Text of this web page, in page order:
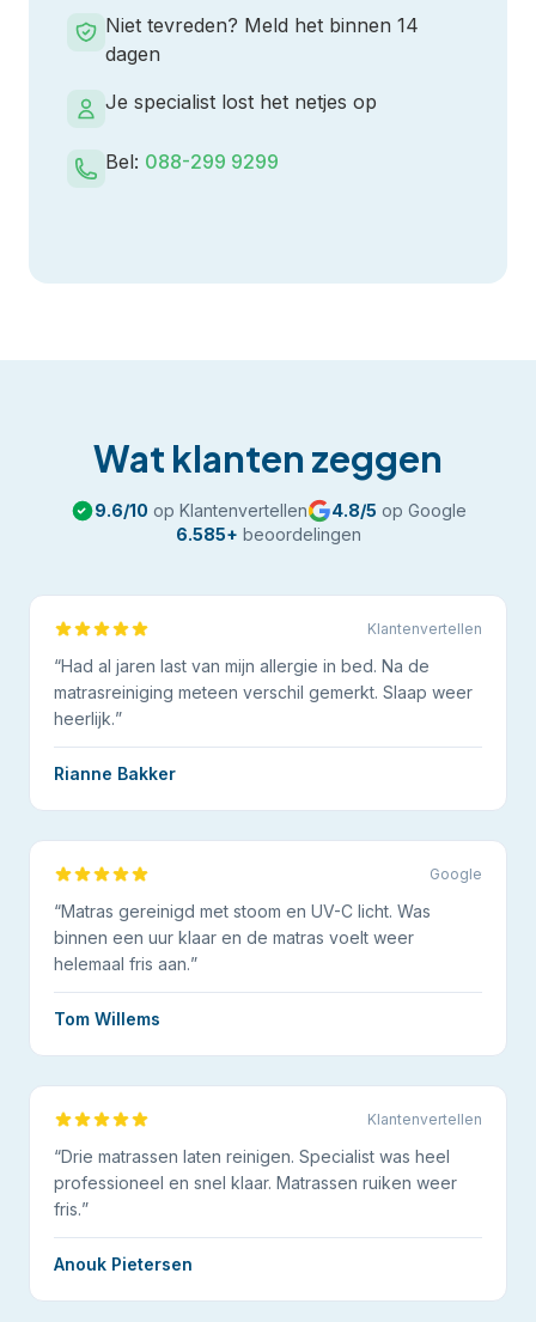
Niet tevreden? Meld het binnen 14
dagen
Je specialist lost het netjes op
Bel: 088-299 9299
Wat klanten zeggen
9.6/10 op Klantenvertellen 4.8/5 op Google
6.585+ beoordelingen
Klantenvertellen
“Had al jaren last van mijn allergie in bed. Na de
matrasreiniging meteen verschil gemerkt. Slaap weer
heerlijk.”
Rianne Bakker
Google
“Matras gereinigd met stoom en UV-C licht. Was
binnen een uur klaar en de matras voelt weer
helemaal fris aan.”
Tom Willems
Klantenvertellen
“Drie matrassen laten reinigen. Specialist was heel
professioneel en snel klaar. Matrassen ruiken weer
fris.”
Anouk Pietersen